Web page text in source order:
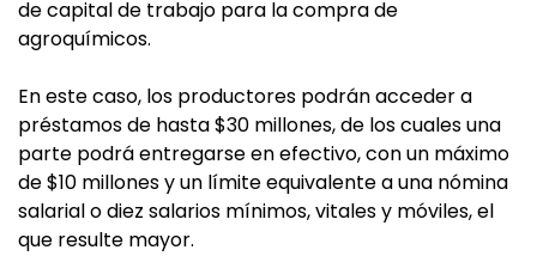
de capital de trabajo para la compra de
agroquímicos.
En este caso, los productores podrán acceder a
préstamos de hasta $30 millones, de los cuales una
parte podrá entregarse en efectivo, con un máximo
de $10 millones y un límite equivalente a una nómina
salarial o diez salarios mínimos, vitales y móviles, el
que resulte mayor.